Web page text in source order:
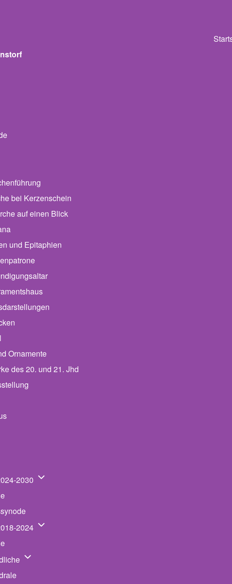
Kirche
von Stiftskirche
bei Kerzenschein
auf einen Blick
und Epitaphien
Ornamente
des 20. und 21. Jhd
von Menschen
2030 Unternavigation von Kirchenvorstand 2024-2030
2024 Unternavigation von Kirchenvorstand 2018-2024
Unternavigation von Kinder und Jugendliche